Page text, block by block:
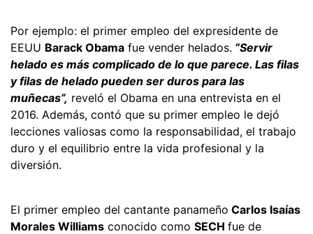
Por ejemplo: el primer empleo del expresidente de
EEUU Barack Obama fue vender helados. “Servir
helado es más complicado de lo que parece. Las filas
y filas de helado pueden ser duros para las
muñecas”, reveló el Obama en una entrevista en el
2016. Además, contó que su primer empleo le dejó
lecciones valiosas como la responsabilidad, el trabajo
duro y el equilibrio entre la vida profesional y la
diversión.
El primer empleo del cantante panameño Carlos Isaías
Morales Williams conocido como SECH fue de